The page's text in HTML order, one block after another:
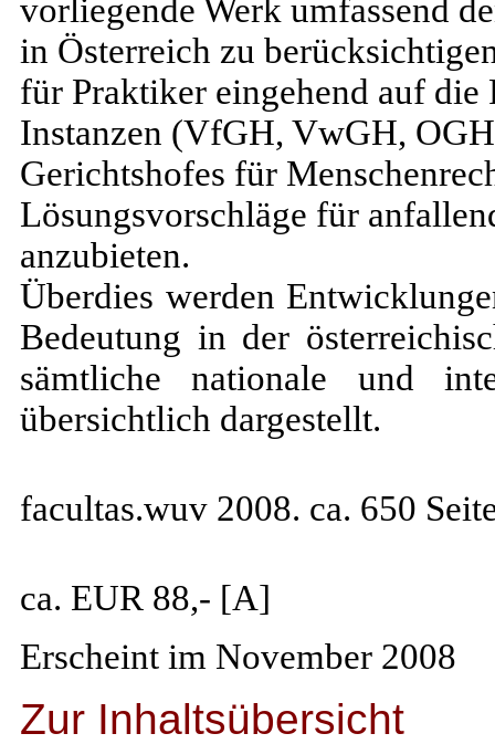
vorliegende Werk umfassend
in Österreich zu
für Praktiker eingehend auf die
Instanzen (VfGH, VwGH,
Gerichtshofes für
Lösungsvorschläge für
anzubieten.
Überdies werden
Bedeutung in der
sämtliche nationale und
übersichtlich dargestellt.
facultas.wuv 2008. ca. 650
ca. EUR 88,- [A]
Erscheint im November 2008
Zur Inhaltsübersicht